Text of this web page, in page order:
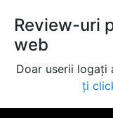
Review-uri
web
Doar userii logați
ți